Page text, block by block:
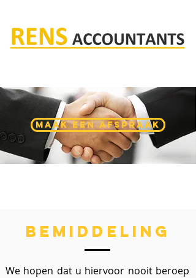
maak een afspraak
bemiddeling
We hopen dat u hiervoor nooit beroep